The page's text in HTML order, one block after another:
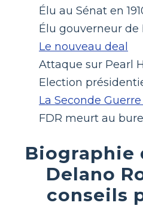
Élu au Sénat en
Élu gouverneur de
Le nouveau deal
Attaque sur Pearl
Election
La Seconde
FDR meurt au
Biographie
Delano
conseils